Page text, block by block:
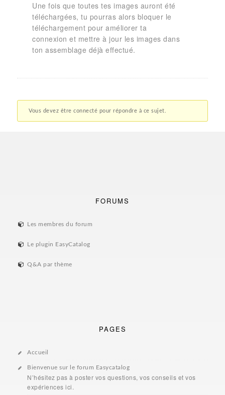
Une fois que toutes tes images auront été
téléchargées, tu pourras alors bloquer le
téléchargement pour améliorer ta
connexion et mettre à jour les images dans
ton assemblage déjà effectué.
Vous devez être connecté pour répondre à ce sujet.
FORUMS
Les membres du forum
Le plugin EasyCatalog
Q&A par thème
PAGES
Accueil
Bienvenue sur le forum Easycatalog
N’hésitez pas à poster vos questions, vos conseils et vos
expériences ici.